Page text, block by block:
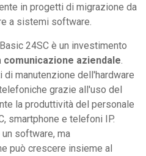
in progetti di migrazione da
a sistemi software.
24SC è un investimento
aziendale.
manutenzione dell'hardware
grazie all'uso del
la produttività del personale
smartphone e telefoni IP.
software, ma
può crescere insieme al